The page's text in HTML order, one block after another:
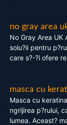
no gray area
No Gray Area UK
solu?ii pentru
care s?-?i ofere
masca cu
Masca cu
ngrijirea p?rului,
lumea. Aceast?